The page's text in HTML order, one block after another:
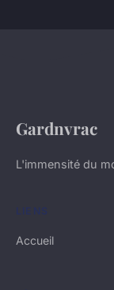
Gardnvrac
L'immensité du
LIENS
Accueil